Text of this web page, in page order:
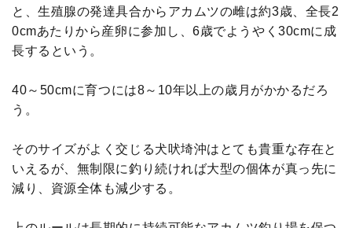
と、生殖腺の発達具合からアカムツの雌は約3歳、全長2
0cmあたりから産卵に参加し、6歳でようやく30cmに成
長するという。
40～50cmに育つには8～10年以上の歳月がかかるだろ
う。
そのサイズがよく交じる犬吠埼沖はとても貴重な存在と
いえるが、無制限に釣り続ければ大型の個体が真っ先に
減り、資源全体も減少する。